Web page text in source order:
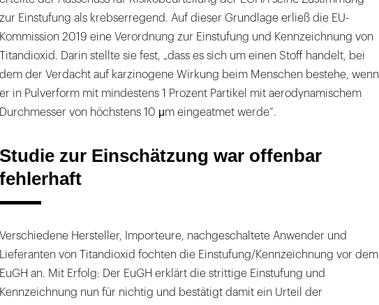
zur Einstufung als krebserregend. Auf dieser Grundlage erließ die EU-
Kommission 2019 eine Verordnung zur Einstufung und Kennzeichnung von
Titandioxid. Darin stellte sie fest, „dass es sich um einen Stoff handelt, bei
dem der Verdacht auf karzinogene Wirkung beim Menschen bestehe, wenn
er in Pulverform mit mindestens 1 Prozent Partikel mit aerodynamischem
Durchmesser von höchstens 10 μm eingeatmet werde“.
Studie zur Einschätzung war offenbar
fehlerhaft
Verschiedene Hersteller, Importeure, nachgeschaltete Anwender und
Lieferanten von Titandioxid fochten die Einstufung/Kennzeichnung vor dem
EuGH an. Mit Erfolg: Der EuGH erklärt die strittige Einstufung und
Kennzeichnung nun für nichtig und bestätigt damit ein Urteil der